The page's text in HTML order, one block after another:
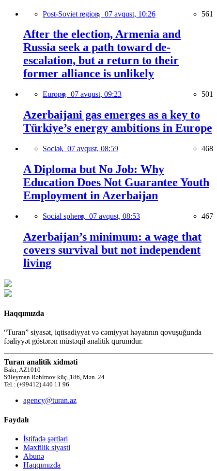
Post-Soviet region, 07 avqust, 10:26 561
After the election, Armenia and
Russia seek a path toward de-
escalation, but a return to their
former alliance is unlikely
Europe, 07 avqust, 09:23 501
Azerbaijani gas emerges as a key to
Türkiye’s energy ambitions in Europe
Social, 07 avqust, 08:59 468
A Diploma but No Job: Why
Education Does Not Guarantee Youth
Employment in Azerbaijan
Social sphere, 07 avqust, 08:53 467
Azerbaijan’s minimum: a wage that
covers survival but not independent
living
Haqqımızda
“Turan” siyasət, iqtisadiyyat və cəmiyyət həyatının qovuşuğunda
fəaliyyət göstərən müstəqil analitik qurumdur.
Turan analitik xidməti
Bakı, AZ1010
Süleyman Rəhimov küç.,186, Mən. 24
Tel.: (+99412) 440 11 96
agency@turan.az
Faydalı
İstifadə şərtləri
Məxfilik siyasti
Abunə
Haqqımızda